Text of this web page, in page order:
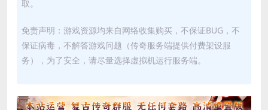
取。
免责声明：游戏资源均来自网络收集购买，不保证BUG，不
保证病毒，不解答游戏问题（传奇服务端提供付费架设服
务），为了安全，请尽量选择虚拟机运行服务端。